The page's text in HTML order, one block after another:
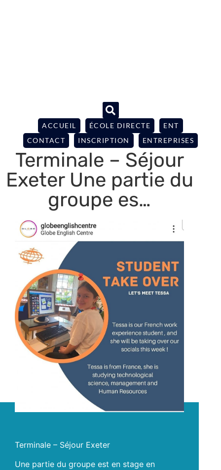
ACCUEIL ÉCOLE DIRECTE
ENT
CONTACT
INSCRIPTION ENTREPRISES
Terminale – Séjour
Exeter Une partie du
groupe es…
Terminale – Séjour Exeter
Une partie du groupe est en stage en